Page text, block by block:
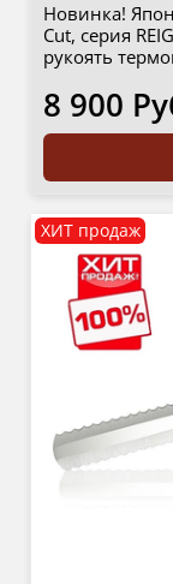
Новинка!
Cut, серия
рукоять
8 900
ХИТ продаж